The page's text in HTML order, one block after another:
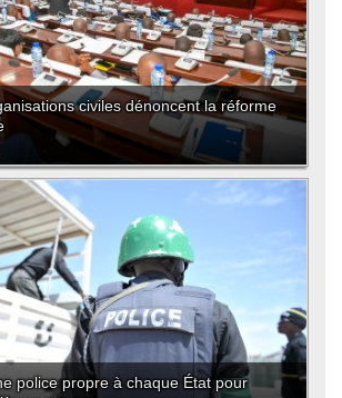
civiles dénoncent la réforme
police propre à chaque État pour